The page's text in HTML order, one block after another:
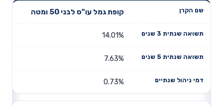
שנים
תשואה
דמי ניהול
קופת גמל עו"ס לבני 50 ומטה
14.01%
7.63%
0.73%